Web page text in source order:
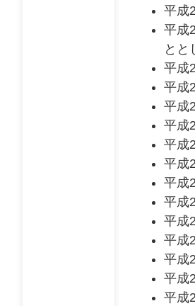
平成
平成
とと
平成
平成
平成
平成
平成
平成
平成
平成
平成
平成
平成
平成
平成